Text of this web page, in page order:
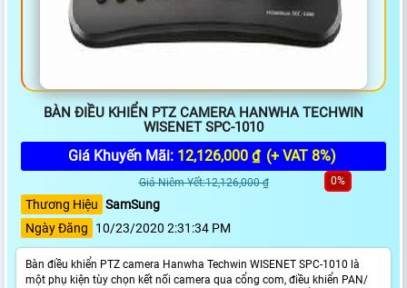
BÀN ĐIỀU KHIỂN PTZ CAMERA HANWHA TECHWIN
WISENET SPC-1010
Giá Khuyến Mãi: 12,126,000 ₫ (+ VAT 8%)
Giá Niêm Yết:12,126,000 ₫ 0%
Thương Hiệu SamSung
Ngày Đăng
10/23/2020 2:31:34 PM
Bàn điều khiển PTZ camera Hanwha Techwin WISENET SPC-1010 là
một phụ kiện tùy chọn kết nối camera qua cổng com, điều khiển PAN/